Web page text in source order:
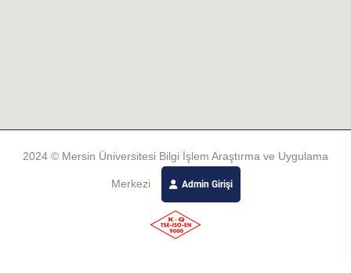
2024 © Mersin Üniversitesi Bilgi İşlem Araştırma ve Uygulama
Merkezi Admin Girişi